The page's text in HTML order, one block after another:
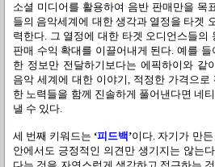
소셜 미디어를 활용하여 음반 판매만을 목
들의 음악세계에 대한 생각과 열정을 타겟
력한다. 그 열정에 대한 타겟 오디언스들의
판매 수익 확대를 이끌어내게 된다.예를 들
한 정보만 전달하기보다는 에픽하이와 같
음악 세계에 대한 이야기, 적정한 가격으로
한 노력들을 함께 진솔하게 풀어낸다면 네
낼 수 있다.
세 번째 키워드는 ‘피드백’이다.자기가 만
안에서도 긍정적인 의견만 생기지는 않는다